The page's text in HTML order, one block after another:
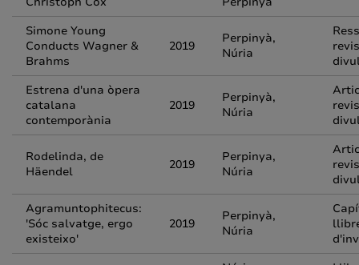
Simone Young
Conducts Wagner &
Brahms
2019
Perpinyà,
Núria
Estrena d'una òpera
catalana
contemporània
2019
Perpinyà,
Núria
Rodelinda, de
Häendel
2019
Perpinya,
Núria
Agramuntophitecus:
'Sóc salvatge, ergo
existeixo'
2019
Perpinyà,
Núria